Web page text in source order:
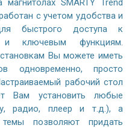
SMARTY Trend
с учетом удобства и
быстрого доступа к
и ключевым функциям.
Вы можете иметь
одновременно, просто
рабочий стол
Вам установить любые
радио, плеер и т.д.), а
позволяют придать